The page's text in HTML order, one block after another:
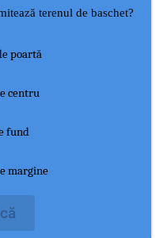
terenul de baschet?
poartă
centru
fund
margine